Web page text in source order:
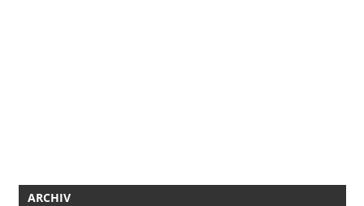
ARCHIV